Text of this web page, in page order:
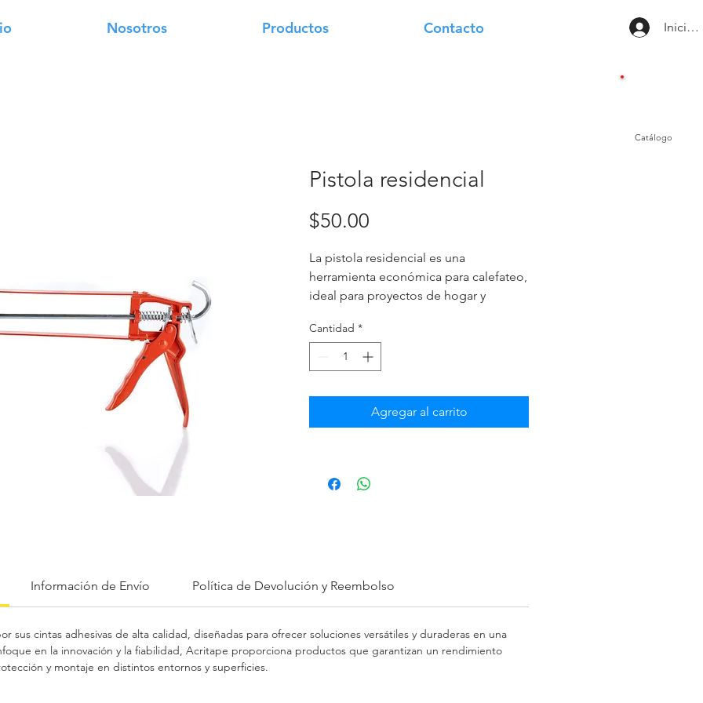
Catálogo
Nosotros Productos Contacto Iniciar
Pistola residencial
$50.00
La pistola residencial es una
herramienta económica para calefateo,
ideal para proyectos de hogar y
de usar permite aplicar selladores y
adhesivos de manera eficiente,
ofreciendo una solución accesible para
Cantidad *
Agregar al carrito
Información de Envío Política de Devolución y Reembolso
sus cintas adhesivas de alta calidad, diseñadas para ofrecer soluciones versátiles y duraderas en una
en la innovación y la fiabilidad, Acritape proporciona productos que garantizan un rendimiento
y montaje en distintos entornos y superficies.